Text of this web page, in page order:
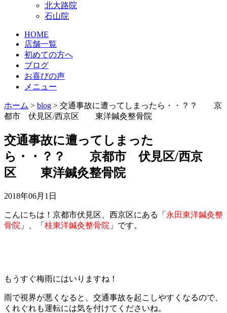
北大路院
石山院
HOME
店舗一覧
初めての方へ
ブログ
お喜びの声
メニュー
ホーム > blog > 交通事故に遭ってしまったら・・？？ 京
都市 伏見区/西京区 東洋鍼灸整骨院
交通事故に遭ってしまった
ら・・？？ 京都市 伏見区/西京
区 東洋鍼灸整骨院
2018年06月1日
こんにちは！京都市伏見区、西京区にある「 永田東洋鍼灸整
骨院 」、「 桂東洋鍼灸整骨院 」です。
もうすぐ梅雨にはいりますね！
雨で視界が悪くなると、交通事故を起こしやすくなるので、
くれぐれも運転には気を付けてくださいね。